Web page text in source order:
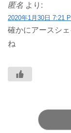
匿名 より:
2020年1月30日 7:21
確かにアースシ
ね